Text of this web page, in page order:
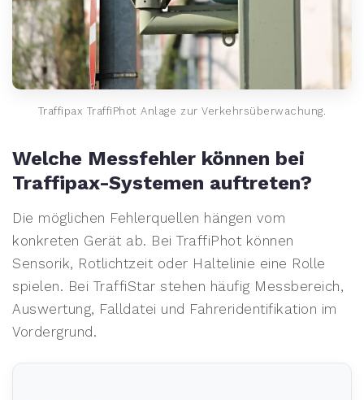
Traffipax TraffiPhot Anlage zur Verkehrsüberwachung.
Welche Messfehler können bei
Traffipax-Systemen auftreten?
Die möglichen Fehlerquellen hängen vom
konkreten Gerät ab. Bei TraffiPhot können
Sensorik, Rotlichtzeit oder Haltelinie eine Rolle
spielen. Bei TraffiStar stehen häufig Messbereich,
Auswertung, Falldatei und Fahreridentifikation im
Vordergrund.